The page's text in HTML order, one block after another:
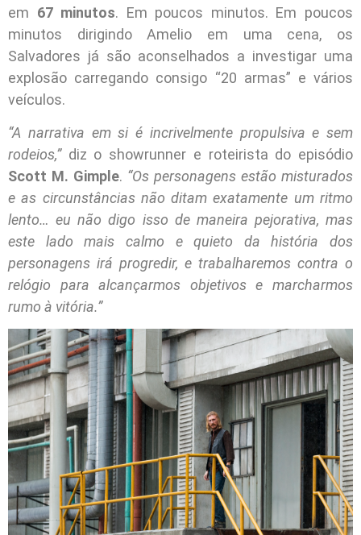
em 67 minutos. Em poucos minutos. Em poucos
minutos dirigindo Amelio em uma cena, os
Salvadores já são aconselhados a investigar uma
explosão carregando consigo “20 armas” e vários
veículos.
“A narrativa em si é incrivelmente propulsiva e sem
rodeios,”diz o showrunner e roteirista do episódio
Scott M. Gimple. “Os personagens estão misturados
e as circunstâncias não ditam exatamente um ritmo
lento… eu não digo isso de maneira pejorativa, mas
este lado mais calmo e quieto da história dos
personagens irá progredir, e trabalharemos contra o
relógio para alcançarmos objetivos e marcharmos
rumo à vitória.”